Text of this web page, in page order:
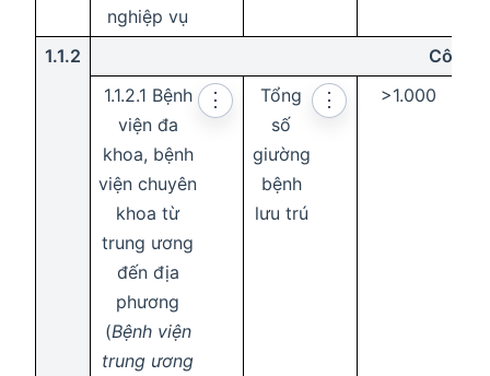
nghiệp vụ
1.1.2
Công
1.1.2.1 Bệnh
viện đa
khoa, bệnh
viện chuyên
khoa từ
trung ương
đến địa
phương
(Bệnh viện
trung ương
⋮
Tổng
số
giường
bệnh
lưu trú
⋮ >1.000